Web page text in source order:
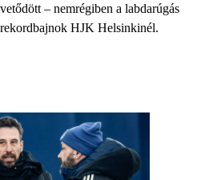
– nemrégiben a labdarúgás
HJK Helsinkinél.